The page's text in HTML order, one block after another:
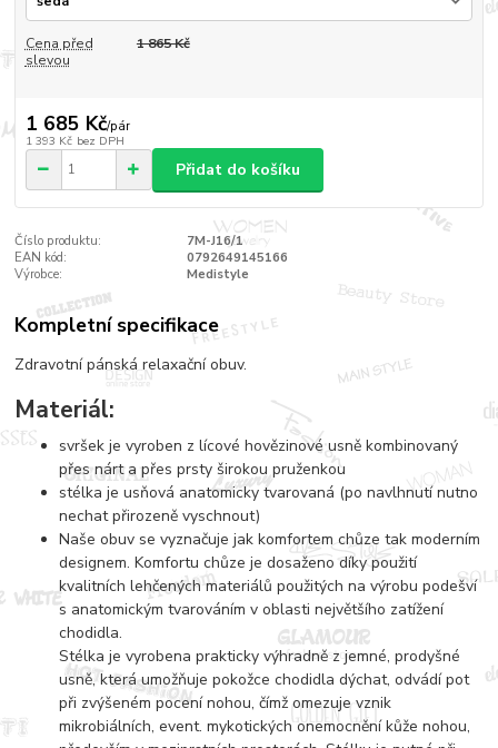
Cena před
slevou
1 865 Kč
1 685 Kč/pár
1 393 Kč bez DPH
Přidat do košíku
Číslo produktu:
7M-J16/1
EAN kód:
0792649145166
Výrobce:
Medistyle
Kompletní specifikace
Zdravotní pánská relaxační obuv.
Materiál:
svršek je vyroben z lícové hovězinové usně kombinovaný
přes nárt a přes prsty širokou pruženkou
stélka je usňová anatomicky tvarovaná (po navlhnutí nutno
nechat přirozeně vyschnout)
Naše obuv se vyznačuje jak komfortem chůze tak moderním
designem. Komfortu chůze je dosaženo díky použití
kvalitních lehčených materiálů použitých na výrobu podešví
s anatomickým tvarováním v oblasti největšího zatížení
chodidla.
Stélka je vyrobena prakticky výhradně z jemné, prodyšné
usně, která umožňuje pokožce chodidla dýchat, odvádí pot
při zvýšeném pocení nohou, čímž omezuje vznik
mikrobiálních, event. mykotických onemocnění kůže nohou,